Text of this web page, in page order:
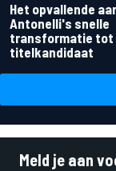
Het opvallende
Antonelli's snelle
transformatie tot
titelkandidaat
Meld je aan